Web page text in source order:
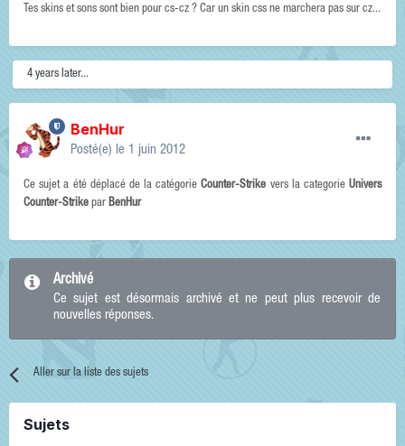
Tes skins et sons sont bien pour cs-cz ? Car un skin css ne marchera pas sur cz...
4 years later...
BenHur
Posté(e) le 1 juin 2012
Ce sujet a été déplacé de la catégorieCounter-Strike vers la categorieUnivers
Counter-Strike par BenHur
Archivé
Ce sujet est désormais archivé et ne peut plus recevoir de
nouvelles réponses.
Aller sur la liste des sujets
Sujets